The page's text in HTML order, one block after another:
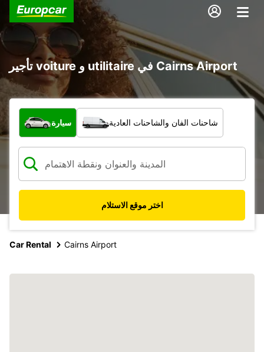
تأجير voiture و utilitaire في Cairns Airport
ما نوع المركبة؟
سيارة شاحنات الفان والشاحنات العادية
اختر موقع الاستلام
Car Rental Cairns Airport